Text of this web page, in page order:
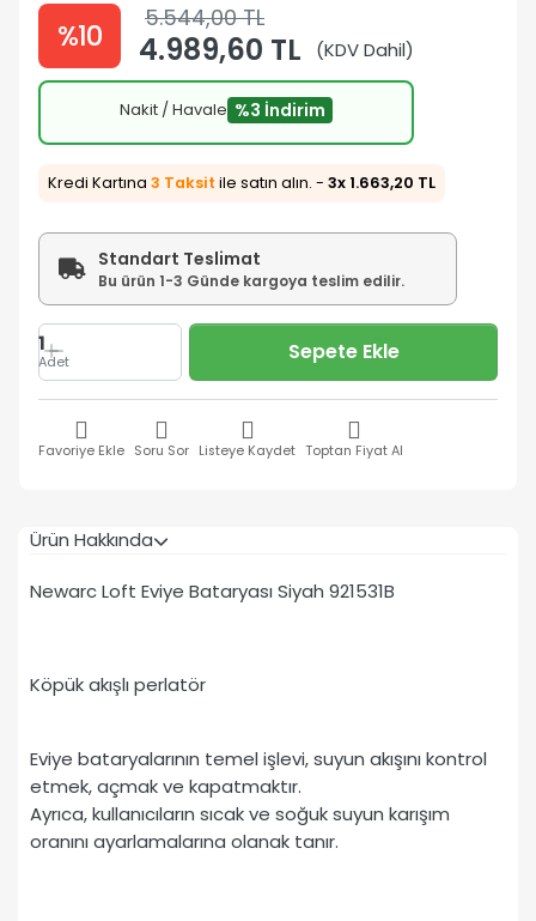
%10 5.544,00 TL
4.989,60 TL (KDV Dahil)
Nakit / Havale %3 İndirim
Kredi Kartına 3 Taksit ile satın alın. - 3x 1.663,20 TL
Standart Teslimat
Bu ürün 1-3 Günde kargoya teslim edilir.
1
Adet Sepete Ekle
Favoriye Ekle Soru Sor Listeye Kaydet Toptan Fiyat Al
Ürün Hakkında
Newarc Loft Eviye Bataryası Siyah 921531B
Köpük akışlı perlatör
Eviye bataryalarının temel işlevi, suyun akışını kontrol
etmek, açmak ve kapatmaktır.
Ayrıca, kullanıcıların sıcak ve soğuk suyun karışım
oranını ayarlamalarına olanak tanır.